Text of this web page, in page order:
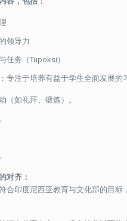
领导力
任务（Tupoksi）
专注于培养有益于学生全面发展的
（如礼拜、锻炼）。
对齐：
合印度尼西亚教育与文化部的目标